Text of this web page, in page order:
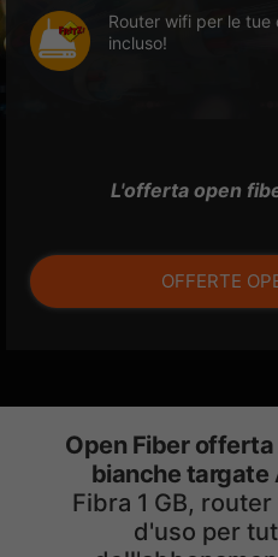
Router wifi per le
incluso!
L'offerta open
OFFERTE
Open Fiber offerta
bianche
Fibra 1 GB,
d'uso per